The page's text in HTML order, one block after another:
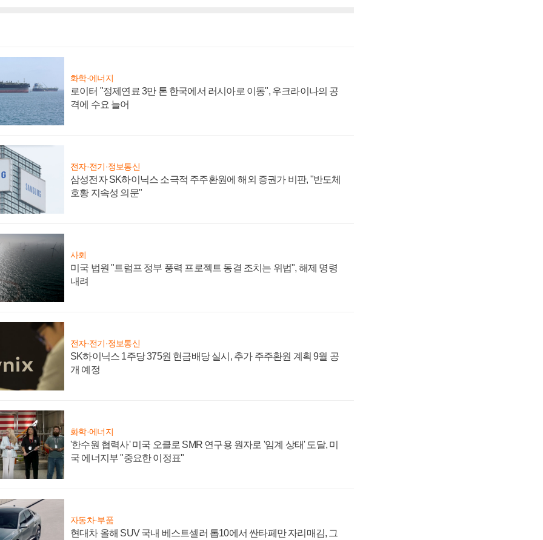
화학·에너지
로이터 "정제연료 3만 톤 한국에서 러시아로 이동", 우크라이나의 공
격에 수요 늘어
전자·전기·정보통신
삼성전자 SK하이닉스 소극적 주주환원에 해외 증권가 비판, "반도체
호황 지속성 의문"
사회
미국 법원 "트럼프 정부 풍력 프로젝트 동결 조치는 위법", 해제 명령
내려
전자·전기·정보통신
SK하이닉스 1주당 375원 현금배당 실시, 추가 주주환원 계획 9월 공
개 예정
화학·에너지
'한수원 협력사' 미국 오클로 SMR 연구용 원자로 '임계 상태' 도달, 미
국 에너지부 "중요한 이정표"
자동차·부품
현대차 올해 SUV 국내 베스트셀러 톱10에서 싼타페만 자리매김, 그